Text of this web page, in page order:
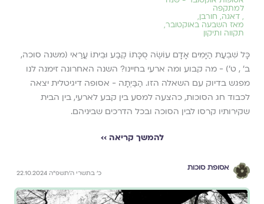
למתקפה
, דאגה, חורבן,
מאז השבעה באוקטובר,
תקווה ותיקון
כָּל שִׁבְעַת הַיָּמִים אָדָם עוֹשֶׂה סֻכָּתוֹ קֶבַע וּבֵיתוֹ עֲרַאי (משנה סוכה,
ב' , ט') - מה קבוע ומה ארעי בחיינו? השנה האחרונה זימנה לנו
מפגש בדיוק עם השאלה הזו. הַבַּיְתָה - אסופה דיגיטלית יצאה
לכבוד חג הסוכות, כהצעה למסע בין קבע לארעי, בין הבית
שקירותיו קרסו לבין הסוכה ובכל הדרכים שביניהם.
להמשך קריאה ››
אסופת סוכות
כ׳ בתשרי ה׳תשפ״ה 22.10.2024